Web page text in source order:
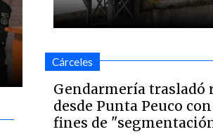
Cárceles
Gendarmería trasladó
desde Punta Peuco con
fines de